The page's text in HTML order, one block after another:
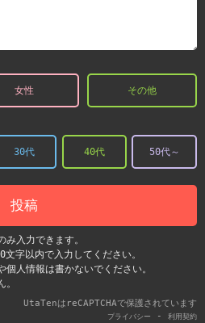
女性 その他
30代 40代 50代～
投稿
入力できます。
字以内で入力してください。
人情報は書かないでください。
UtaTenはreCAPTCHAで保護されています
プライバシー - 利用契約